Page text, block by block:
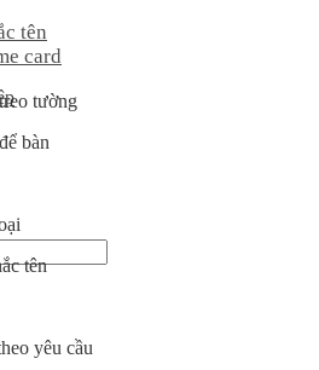
tên
card
tường
bàn
tên
yêu cầu